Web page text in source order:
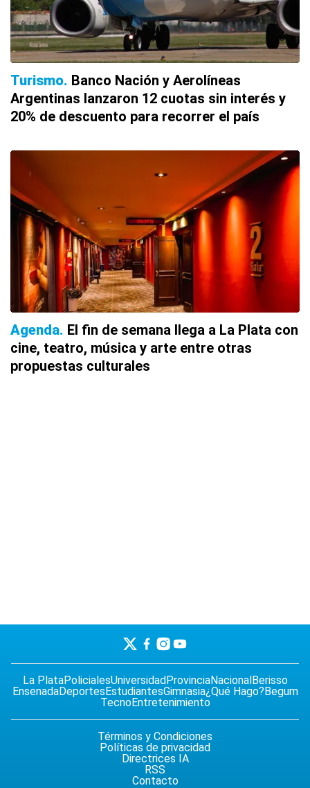
Turismo Banco Nación y Aerolíneas
Argentinas lanzaron 12 cuotas sin interés y
20% de descuento para recorrer el país
Agenda El fin de semana llega a La Plata con
cine, teatro, música y arte entre otras
propuestas culturales
La PlataPolicialesUniversidadProvinciaNacionalBerisso
EnsenadaDeportesEstudiantesGimnasia¿Qué Hago?Begum
TecnoEntretenimiento
Términos y Condiciones
Políticas de privacidad
Directrices IA
RSS
Contacto